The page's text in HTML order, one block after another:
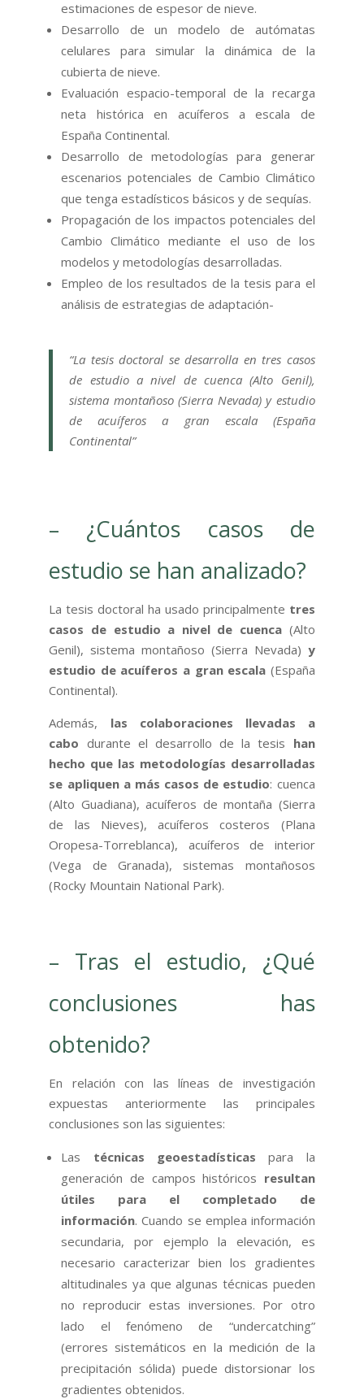
estimaciones de espesor de nieve.
Desarrollo de un modelo de autómatas
celulares para simular la dinámica de la
cubierta de nieve.
Evaluación espacio-temporal de la recarga
neta histórica en acuíferos a escala de
España Continental.
Desarrollo de metodologías para generar
escenarios potenciales de Cambio Climático
que tenga estadísticos básicos y de sequías.
Propagación de los impactos potenciales del
Cambio Climático mediante el uso de los
modelos y metodologías desarrolladas.
Empleo de los resultados de la tesis para el
análisis de estrategias de adaptación-
“La tesis doctoral se desarrolla en tres casos
de estudio a nivel de cuenca (Alto Genil),
sistema montañoso (Sierra Nevada) y estudio
de acuíferos a gran escala (España
Continental”
– ¿Cuántos casos de
estudio se han analizado?
La tesis doctoral ha usado principalmente tres
casos de estudio a nivel de cuenca (Alto
Genil), sistema montañoso (Sierra Nevada) y
estudio de acuíferos a gran escala (España
Continental).
Además, las colaboraciones llevadas a
cabo durante el desarrollo de la tesis han
hecho que las metodologías desarrolladas
se apliquen a más casos de estudio: cuenca
(Alto Guadiana), acuíferos de montaña (Sierra
de las Nieves), acuíferos costeros (Plana
Oropesa-Torreblanca), acuíferos de interior
(Vega de Granada), sistemas montañosos
(Rocky Mountain National Park).
– Tras el estudio, ¿Qué
conclusiones has
obtenido?
En relación con las líneas de investigación
expuestas anteriormente las principales
conclusiones son las siguientes:
Las técnicas geoestadísticas para la
generación de campos históricos resultan
útiles para el completado de
información. Cuando se emplea información
secundaria, por ejemplo la elevación, es
necesario caracterizar bien los gradientes
altitudinales ya que algunas técnicas pueden
no reproducir estas inversiones. Por otro
lado el fenómeno de “undercatching”
(errores sistemáticos en la medición de la
precipitación sólida) puede distorsionar los
gradientes obtenidos.